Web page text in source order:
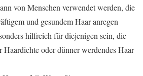
von Menschen verwendet werden, die
und gesundem Haar anregen
hilfreich für diejenigen sein, die
Haardichte oder dünner werdendes Haar